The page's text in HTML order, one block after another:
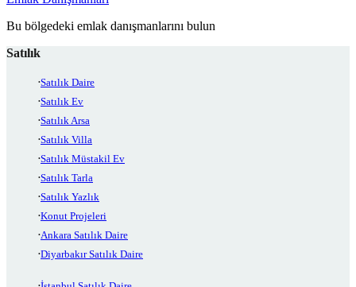
Bu bölgedeki emlak danışmanlarını bulun
Satılık
Satılık Daire
Satılık Ev
Satılık Arsa
Satılık Villa
Satılık Müstakil Ev
Satılık Tarla
Satılık Yazlık
Konut Projeleri
Ankara Satılık Daire
Diyarbakır Satılık Daire